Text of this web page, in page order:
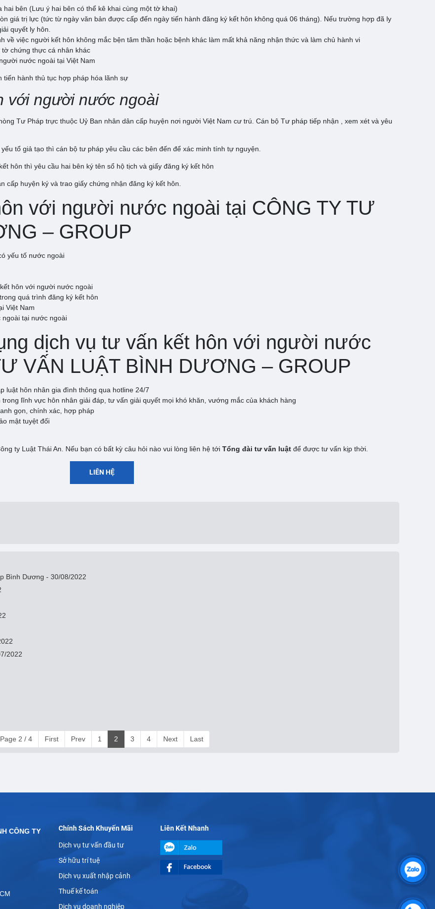
bên (Lưu ý hai bên có thể kê khai cùng một tờ khai)
giá trị lực (tức từ ngày văn bản được cấp đến ngày tiến hành đăng ký kết hôn không quá 06 tháng). Nếu trường hợp đã ly
quyết ly hôn.
về việc người kết hôn không mắc bện tâm thần hoặc bệnh khác làm mất khả năng nhận thức và làm chủ hành vi
chứng thực cá nhân khác
nước ngoài tại Việt Nam
hành thủ tục hợp pháp hóa lãnh sự
với người nước ngoài
Tư Pháp trực thuộc Uỷ Ban nhân dân cấp huyện nơi người Việt Nam cư trú. Cán bộ Tư pháp tiếp nhận , xem xét và yêu
tổ giả tạo thì cán bộ tư pháp yêu cầu các bên đến để xác minh tính tự nguyện.
hôn thì yêu cầu hai bên ký tên sổ hộ tịch và giấy đăng ký kết hôn
cấp huyện ký và trao giấy chứng nhận đăng ký kết hôn.
với người nước ngoài tại CÔNG TY TƯ
– GROUP
yếu tố nước ngoài
hôn với người nước ngoài
quá trình đăng ký kết hôn
Việt Nam
tại nước ngoài
dịch vụ tư vấn kết hôn với người nước
VẤN LUẬT BÌNH DƯƠNG – GROUP
luật hôn nhân gia đình thông qua hotline 24/7
lĩnh vực hôn nhân giải đáp, tư vấn giải quyết mọi khó khăn, vướng mắc của khách hàng
gọn, chính xác, hợp pháp
mật tuyệt đối
ty Luật Thái An. Nếu bạn có bất kỳ câu hỏi nào vui lòng liên hệ tới Tổng đài tư vấn luật để được tư vấn kịp thời.
LIÊN HỆ
Bình Dương - 30/08/2022
2022
Page 2 / 4 First Prev 1 2 3 4 Next Last
CÔNG TY
Chính Sách Khuyến Mãi
Dịch vụ tư vấn đầu tư
Sở hữu trí tuệ
Dịch vụ xuất nhập cảnh
Thuế kế toán
Dịch vụ doanh nghiệp
Liên Kết Nhanh